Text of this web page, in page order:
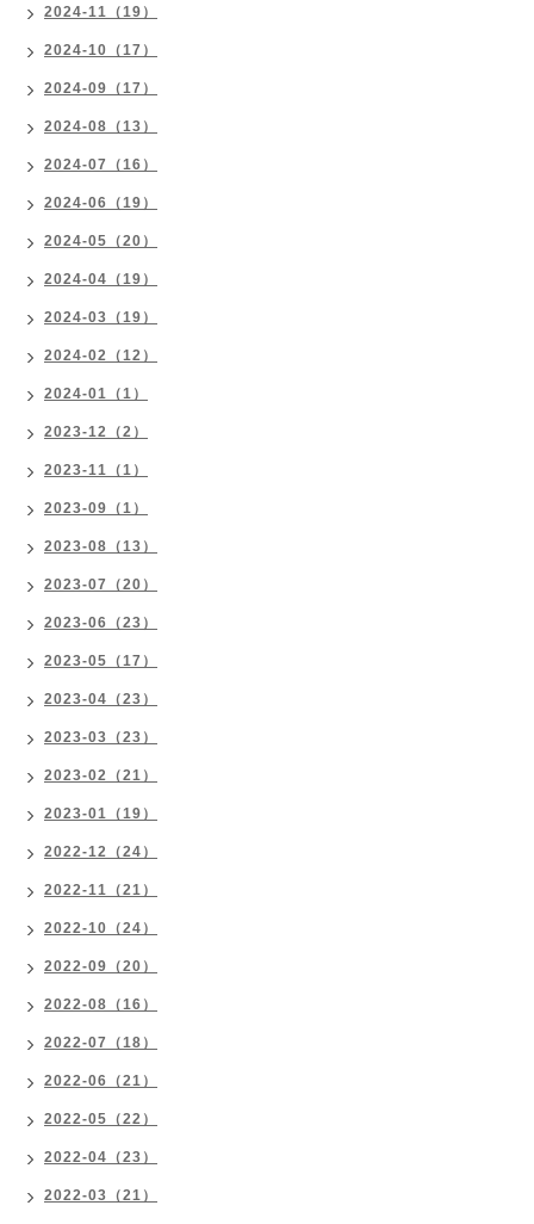
2024-11（19）
2024-10（17）
2024-09（17）
2024-08（13）
2024-07（16）
2024-06（19）
2024-05（20）
2024-04（19）
2024-03（19）
2024-02（12）
2024-01（1）
2023-12（2）
2023-11（1）
2023-09（1）
2023-08（13）
2023-07（20）
2023-06（23）
2023-05（17）
2023-04（23）
2023-03（23）
2023-02（21）
2023-01（19）
2022-12（24）
2022-11（21）
2022-10（24）
2022-09（20）
2022-08（16）
2022-07（18）
2022-06（21）
2022-05（22）
2022-04（23）
2022-03（21）